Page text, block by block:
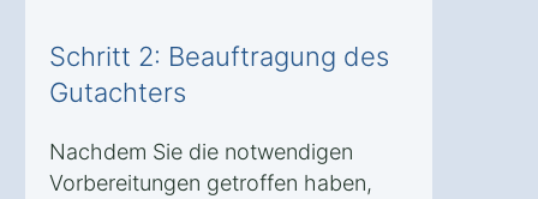
Schritt 2: Beauftragung des
Gutachters
Nachdem Sie die notwendigen
Vorbereitungen getroffen haben,